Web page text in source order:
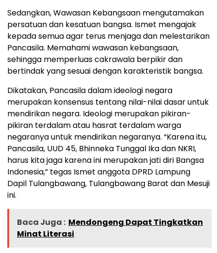
Sedangkan, Wawasan Kebangsaan mengutamakan
persatuan dan kesatuan bangsa. Ismet mengajak
kepada semua agar terus menjaga dan melestarikan
Pancasila. Memahami wawasan kebangsaan,
sehingga memperluas cakrawala berpikir dan
bertindak yang sesuai dengan karakteristik bangsa.
Dikatakan, Pancasila dalam ideologi negara
merupakan konsensus tentang nilai-nilai dasar untuk
mendirikan negara. Ideologi merupakan pikiran-
pikiran terdalam atau hasrat terdalam warga
negaranya untuk mendirikan negaranya. “Karena itu,
Pancasila, UUD 45, Bhinneka Tunggal Ika dan NKRI,
harus kita jaga karena ini merupakan jati diri Bangsa
Indonesia,” tegas Ismet anggota DPRD Lampung
Dapil Tulangbawang, Tulangbawang Barat dan Mesuji
ini.
Baca Juga : Mendongeng Dapat Tingkatkan
Minat Literasi